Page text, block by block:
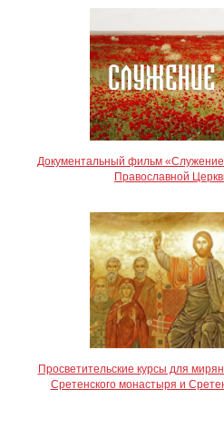
Документальный фильм
Православной
Просветительские курсы для
Сретенского монастыря и